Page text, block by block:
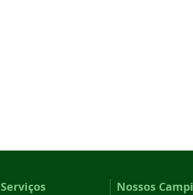
Serviços Nossos Campi